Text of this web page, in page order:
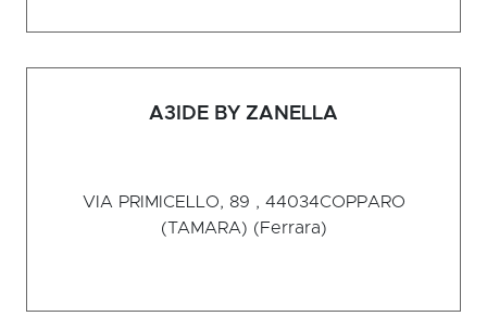
A3IDE BY ZANELLA
VIA PRIMICELLO, 89 , 44034COPPARO
(TAMARA) (Ferrara)